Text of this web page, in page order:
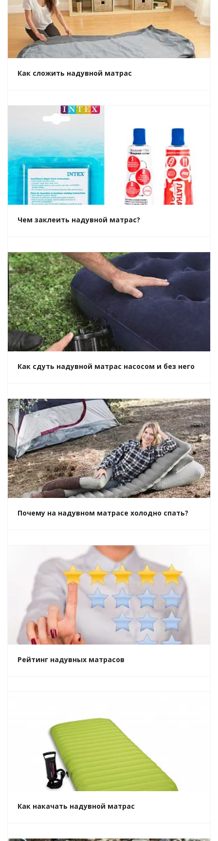
Как сложить надувной матрас
Чем заклеить надувной матрас?
Как сдуть надувной матрас насосом и без него
Почему на надувном матрасе холодно спать?
Рейтинг надувных матрасов
Как накачать надувной матрас